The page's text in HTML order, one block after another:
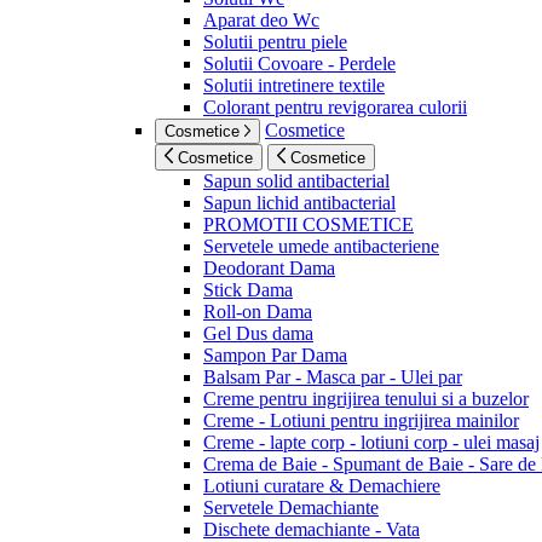
Aparat deo Wc
Solutii pentru piele
Solutii Covoare - Perdele
Solutii intretinere textile
Colorant pentru revigorarea culorii
Cosmetice Cosmetice
Cosmetice Cosmetice
Sapun solid antibacterial
Sapun lichid antibacterial
PROMOTII COSMETICE
Servetele umede antibacteriene
Deodorant Dama
Stick Dama
Roll-on Dama
Gel Dus dama
Sampon Par Dama
Balsam Par - Masca par - Ulei par
Creme pentru ingrijirea tenului si a buzelor
Creme - Lotiuni pentru ingrijirea mainilor
Creme - lapte corp - lotiuni corp - ulei masaj
Crema de Baie - Spumant de Baie - Sare de
Lotiuni curatare & Demachiere
Servetele Demachiante
Dischete demachiante - Vata